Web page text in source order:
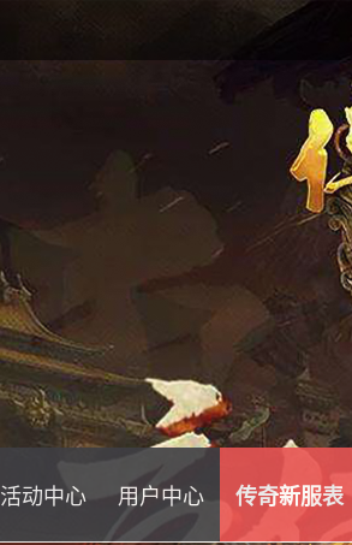
活动中心 用户中心 传奇新服表